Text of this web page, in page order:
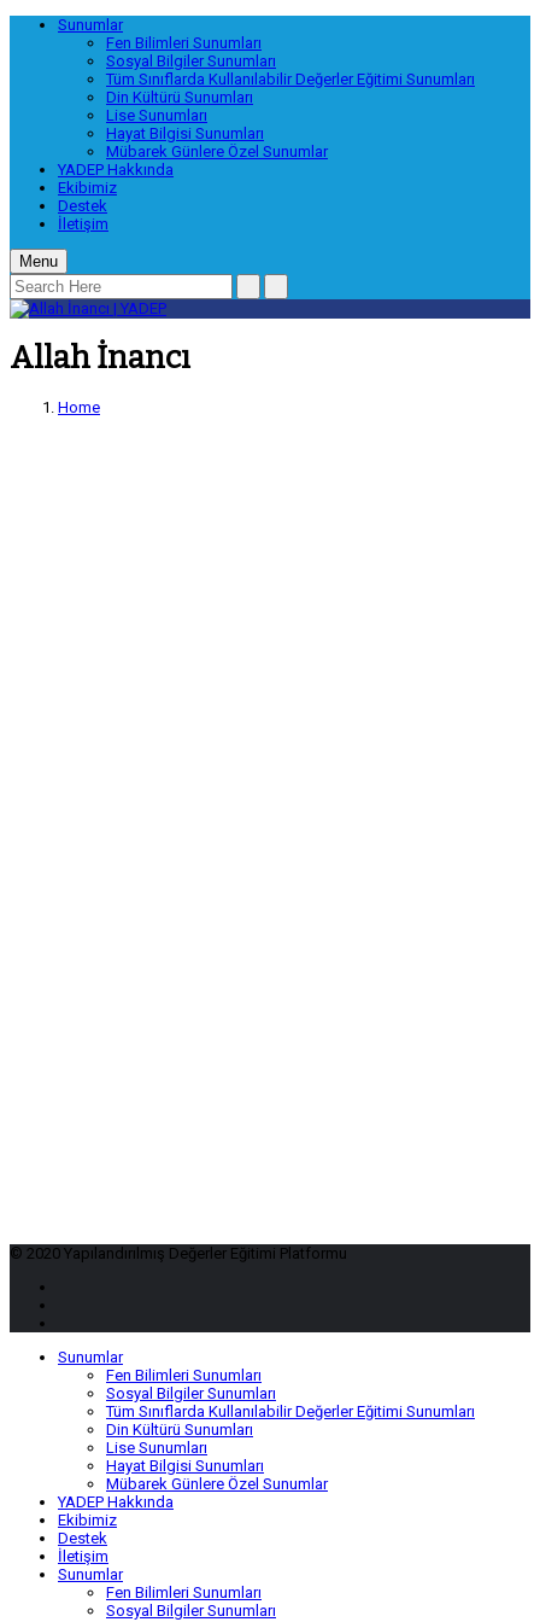
Sunumlar
Fen Bilimleri Sunumları
Sosyal Bilgiler Sunumları
Tüm Sınıflarda Kullanılabilir Değerler Eğitimi Sunumları
Din Kültürü Sunumları
Lise Sunumları
Hayat Bilgisi Sunumları
Mübarek Günlere Özel Sunumlar
YADEP Hakkında
Ekibimiz
Destek
İletişim
Menu
Allah İnancı
Home
© 2020 Yapılandırılmış Değerler Eğitimi Platformu
Sunumlar
Fen Bilimleri Sunumları
Sosyal Bilgiler Sunumları
Tüm Sınıflarda Kullanılabilir Değerler Eğitimi Sunumları
Din Kültürü Sunumları
Lise Sunumları
Hayat Bilgisi Sunumları
Mübarek Günlere Özel Sunumlar
YADEP Hakkında
Ekibimiz
Destek
İletişim
Sunumlar
Fen Bilimleri Sunumları
Sosyal Bilgiler Sunumları